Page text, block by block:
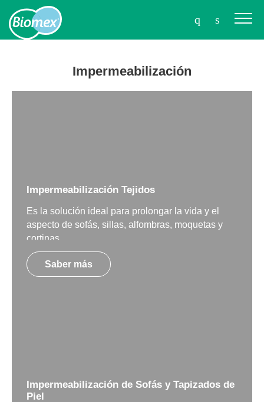
Impermeabilización
Impermeabilización Tejidos
Es la solución ideal para prolongar la vida y el
aspecto de sofás, sillas, alfombras, moquetas y
cortinas
Saber más
Impermeabilización de Sofás y Tapizados de
Piel